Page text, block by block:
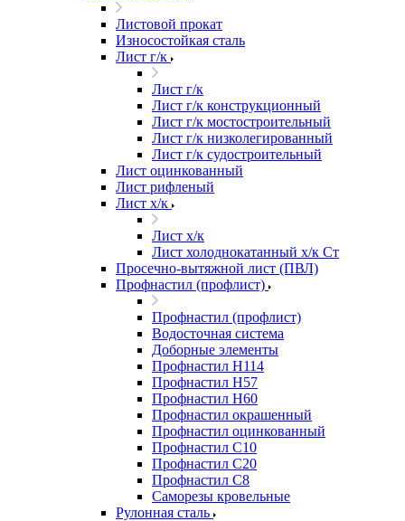
Листовой прокат
Износостойкая сталь
Лист г/к
Лист г/к
Лист г/к конструкционный
Лист г/к мостостроительный
Лист г/к низколегированный
Лист г/к судостроительный
Лист оцинкованный
Лист рифленый
Лист х/к
Лист х/к
Лист холоднокатанный х/к Ст
Просечно-вытяжной лист (ПВЛ)
Профнастил (профлист)
Профнастил (профлист)
Водосточная система
Доборные элементы
Профнастил Н114
Профнастил Н57
Профнастил Н60
Профнастил окрашенный
Профнастил оцинкованный
Профнастил С10
Профнастил С20
Профнастил С8
Саморезы кровельные
Рулонная сталь